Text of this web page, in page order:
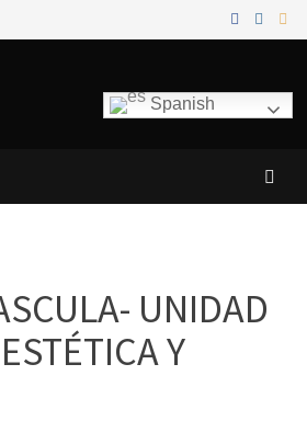
Spanish
UNIDAD
Y